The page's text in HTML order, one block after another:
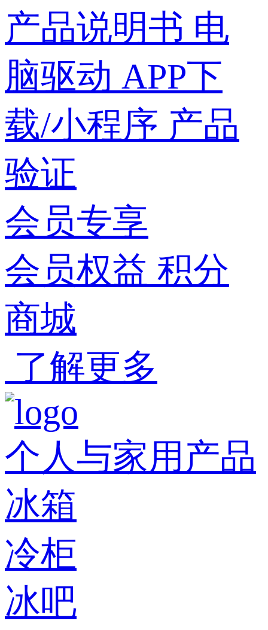
产品说明书 电
脑驱动 APP下
载/小程序 产品
验证
会员专享
会员权益 积分
商城
了解更多
个人与家用产品
冰箱
冷柜
冰吧